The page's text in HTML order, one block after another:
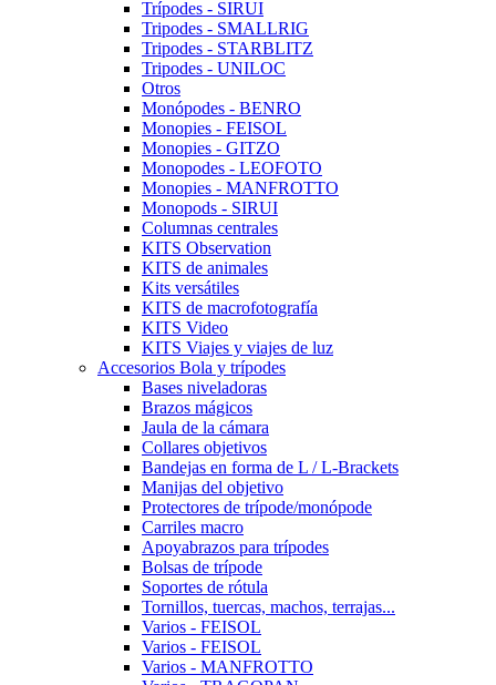
Trípodes - SIRUI
Tripodes - SMALLRIG
Tripodes - STARBLITZ
Tripodes - UNILOC
Otros
Monópodes - BENRO
Monopies - FEISOL
Monopies - GITZO
Monopodes - LEOFOTO
Monopies - MANFROTTO
Monopods - SIRUI
Columnas centrales
KITS Observation
KITS de animales
Kits versátiles
KITS de macrofotografía
KITS Video
KITS Viajes y viajes de luz
Accesorios Bola y trípodes
Bases niveladoras
Brazos mágicos
Jaula de la cámara
Collares objetivos
Bandejas en forma de L / L-Brackets
Manijas del objetivo
Protectores de trípode/monópode
Carriles macro
Apoyabrazos para trípodes
Bolsas de trípode
Soportes de rótula
Tornillos, tuercas, machos, terrajas...
Varios - FEISOL
Varios - FEISOL
Varios - MANFROTTO